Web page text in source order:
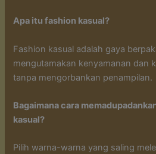
Apa itu fashion kasual?
Fashion kasual adalah gaya
mengutamakan kenyamanan dan
tanpa mengorbankan penampilan.
Bagaimana cara
kasual?
Pilih warna-warna yang saling